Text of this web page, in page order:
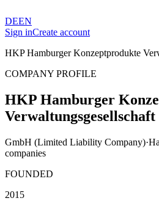
DEEN
Sign inCreate account
HKP Hamburger Konzeptprodukte
COMPANY PROFILE
HKP Hamburger
GmbH (Limited Liability Company)·
companies
FOUNDED
2015